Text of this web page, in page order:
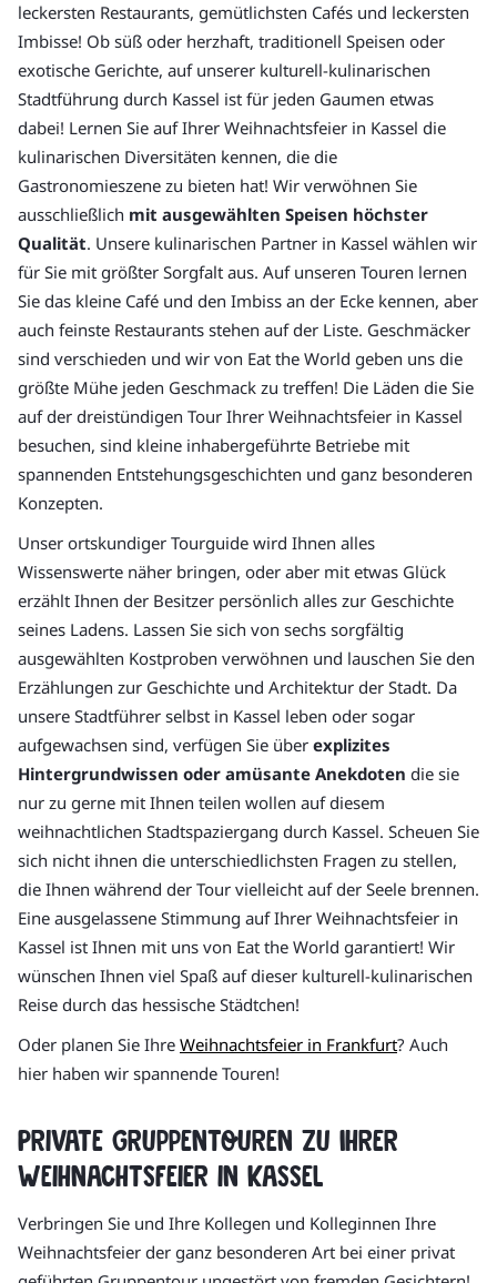
leckersten Restaurants, gemütlichsten Cafés und leckersten
Imbisse! Ob süß oder herzhaft, traditionell Speisen oder
exotische Gerichte, auf unserer kulturell-kulinarischen
Stadtführung durch Kassel ist für jeden Gaumen etwas
dabei! Lernen Sie auf Ihrer Weihnachtsfeier in Kassel die
kulinarischen Diversitäten kennen, die die
Gastronomieszene zu bieten hat! Wir verwöhnen Sie
ausschließlich mit ausgewählten Speisen höchster
Qualität. Unsere kulinarischen Partner in Kassel wählen wir
für Sie mit größter Sorgfalt aus. Auf unseren Touren lernen
Sie das kleine Café und den Imbiss an der Ecke kennen, aber
auch feinste Restaurants stehen auf der Liste. Geschmäcker
sind verschieden und wir von Eat the World geben uns die
größte Mühe jeden Geschmack zu treffen! Die Läden die Sie
auf der dreistündigen Tour Ihrer Weihnachtsfeier in Kassel
besuchen, sind kleine inhabergeführte Betriebe mit
spannenden Entstehungsgeschichten und ganz besonderen
Konzepten.
Unser ortskundiger Tourguide wird Ihnen alles
Wissenswerte näher bringen, oder aber mit etwas Glück
erzählt Ihnen der Besitzer persönlich alles zur Geschichte
seines Ladens. Lassen Sie sich von sechs sorgfältig
ausgewählten Kostproben verwöhnen und lauschen Sie den
Erzählungen zur Geschichte und Architektur der Stadt. Da
unsere Stadtführer selbst in Kassel leben oder sogar
aufgewachsen sind, verfügen Sie über explizites
Hintergrundwissen oder amüsante Anekdoten die sie
nur zu gerne mit Ihnen teilen wollen auf diesem
weihnachtlichen Stadtspaziergang durch Kassel. Scheuen Sie
sich nicht ihnen die unterschiedlichsten Fragen zu stellen,
die Ihnen während der Tour vielleicht auf der Seele brennen.
Eine ausgelassene Stimmung auf Ihrer Weihnachtsfeier in
Kassel ist Ihnen mit uns von Eat the World garantiert! Wir
wünschen Ihnen viel Spaß auf dieser kulturell-kulinarischen
Reise durch das hessische Städtchen!
Oder planen Sie Ihre Weihnachtsfeier in Frankfurt? Auch
hier haben wir spannende Touren!
Private Gruppentouren zu Ihrer
Weihnachtsfeier in Kassel
Verbringen Sie und Ihre Kollegen und Kolleginnen Ihre
Weihnachtsfeier der ganz besonderen Art bei einer privat